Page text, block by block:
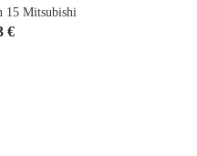
15 Mitsubishi
€